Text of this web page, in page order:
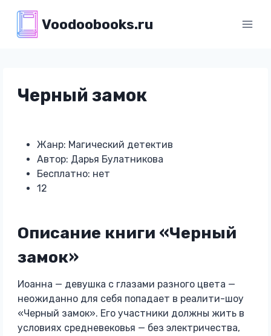
содержимому
Voodoobooks.ru
Черный замок
Жанр: Магический детектив
Автор: Дарья Булатникова
Бесплатно: нет
12
Описание книги «Черный
замок»
Иоанна — девушка с глазами разного цвета —
неожиданно для себя попадает в реалити-шоу
«Черный замок». Его участники должны жить в
условиях средневековья — без электричества,